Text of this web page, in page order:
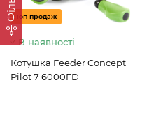
Топ продаж
В наявності
Котушка Feeder Concept
Pilot 7 6000FD